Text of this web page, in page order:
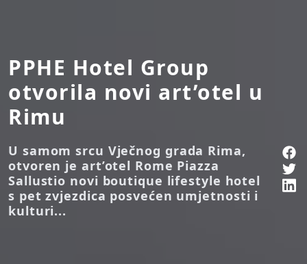
PPHE Hotel Group
otvorila novi art’otel u
Rimu
U samom srcu Vječnog grada Rima,
otvoren je art’otel Rome Piazza
Sallustio novi boutique lifestyle hotel
s pet zvjezdica posvećen umjetnosti i
kulturi...